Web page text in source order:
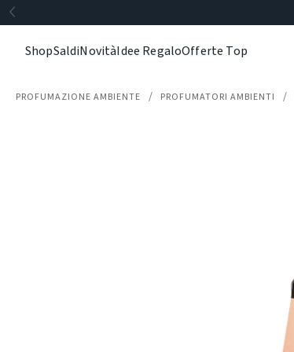
ShopSaldiNovitàIdee RegaloOfferte Top
PROFUMAZIONE AMBIENTE PROFUMATORI AMBIENTI